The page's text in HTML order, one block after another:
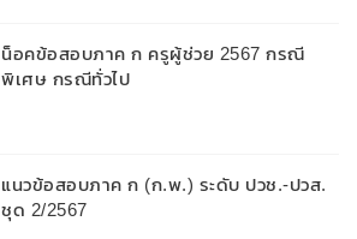
น็อคข้อสอบภาค ก ครูผู้ช่วย 2567 กรณี
พิเศษ กรณีทั่วไป
แนวข้อสอบภาค ก (ก.พ.) ระดับ ปวช.-ปวส.
ชุด 2/2567